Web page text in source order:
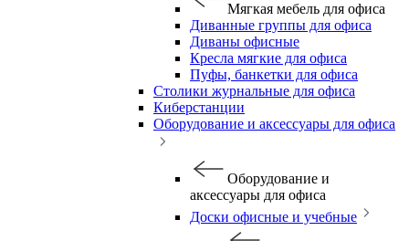
Мягкая мебель для офиса
Диванные группы для офиса
Диваны офисные
Кресла мягкие для офиса
Пуфы, банкетки для офиса
Столики журнальные для офиса
Киберстанции
Оборудование и аксессуары для офиса
Оборудование и
аксессуары для офиса
Доски офисные и учебные